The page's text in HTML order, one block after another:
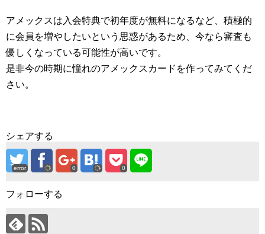
アメックスは入会特典で初年度が無料になるなど、積極的
に会員を増やしたいという思惑があるため、今なら審査も
優しくなっている可能性が高いです。
是非今の時期に憧れのアメックスカードを作ってみてくだ
さい。
シェアする
error 0 0
フォローする